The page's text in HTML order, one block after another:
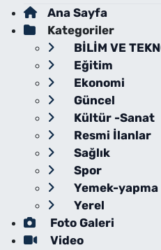
Ana Sayfa
Kategoriler
BİLİM VE
Eğitim
Ekonomi
Güncel
Kültür -Sanat
Resmi İlanlar
Sağlık
Spor
Yemek-yapma
Yerel
Foto Galeri
Video